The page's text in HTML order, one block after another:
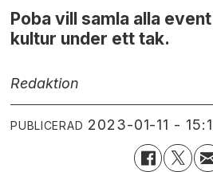
Poba vill samla alla
kultur under ett tak.
Redaktion
PUBLICERAD 2023-01-11 -